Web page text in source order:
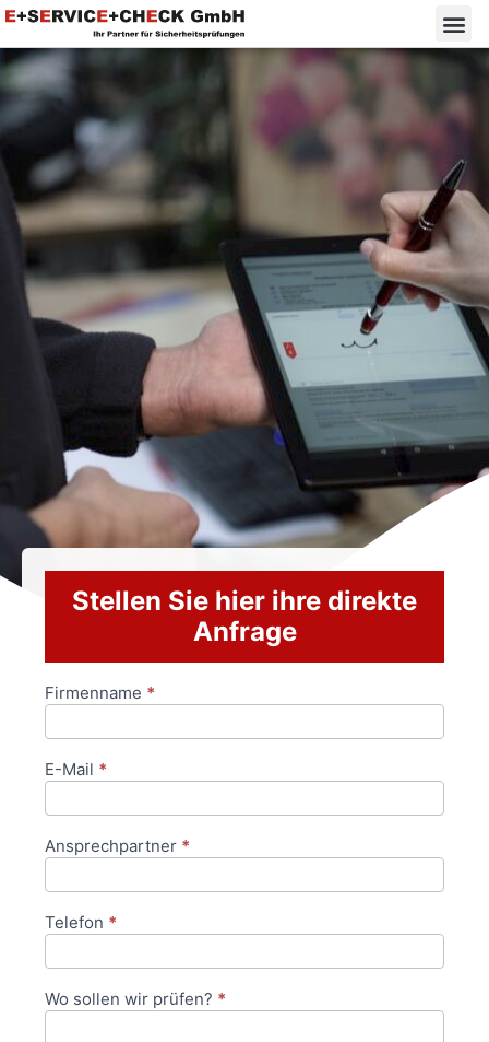
Stellen Sie hier ihre direkte
Anfrage
Anfrageformular
Firmenname *
E-Mail *
Ansprechpartner *
Telefon *
Wo sollen wir prüfen? *